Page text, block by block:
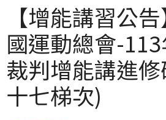
【增能講習公
國運動總會-
裁判增能講進
十七梯次)